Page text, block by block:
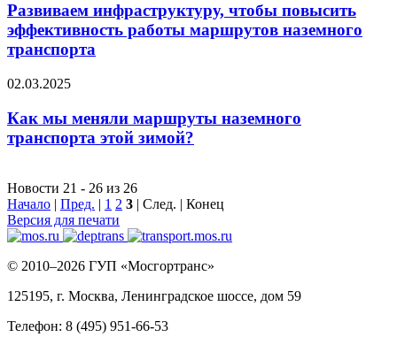
Развиваем инфраструктуру, чтобы повысить
эффективность работы маршрутов наземного
транспорта
02.03.2025
Как мы меняли маршруты наземного
транспорта этой зимой?
Новости 21 - 26 из 26
Начало | Пред. | 1 2 3 | След. | Конец
Версия для печати
© 2010–2026 ГУП «Мосгортранс»
125195, г. Москва, Ленинградское шоссе, дом 59
Телефон: 8 (495) 951-66-53